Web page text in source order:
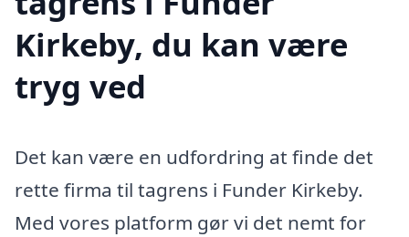
Kirkeby, du kan være
tryg ved
Det kan være en udfordring at finde det
rette firma til tagrens i Funder Kirkeby.
Med vores platform gør vi det nemt for